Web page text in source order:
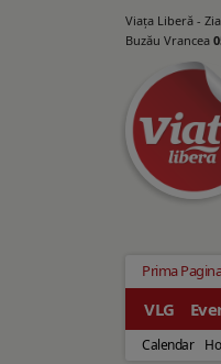
Viața Liberă -
Buzău Vrancea
Prima Pagina
VLG
Calendar